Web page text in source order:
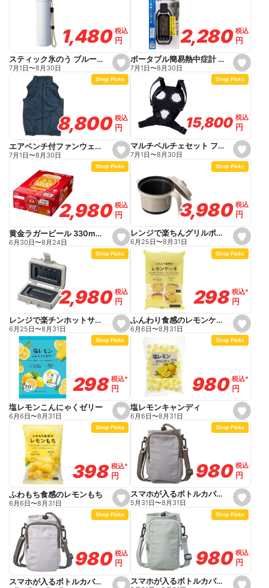
o
r
i
e
o
r
i
e
s
e
t
o
r
i
e
1,480
1,480税込
税込
円
円
スティック氷のう ブルー 140ml
7月1日〜8月30日
s
e
t
o
r
i
e
2,280
2,280 税込
税込
円
円
ポータブル簡易熱中症計 Plus 防塵・防水 バイブレーション機能 73239
7月1日〜8月30日
s
e
t
o
r
i
e
Shop Picks
8,800
8,800税込
税込
円
円
エアベンチ付ファンウェアフルセット ベスト M ネイビー
7月1日〜8月30日
s
e
t
o
r
i
e
Shop Picks
15,800
15,800 税込
税込
円
円
マルチペルチェセット フリーサイズ PM888
7月1日〜8月30日
s
e
t
o
r
i
e
Shop Picks
2,980
2,980税込
税込
円
円
黄金ラガービール 330ml×24
6月30日〜8月24日
s
e
t
o
r
e
Shop Picks
3,980
3,980 税込
税込
円
円
レンジで楽ちんグリルポット
6月25日〜8月31日
s
e
t
o
r
e
Shop Picks
2,980
2,980税込
税込
円
円
レンジで楽チンホットサンドメーカー
6月25日〜8月31日
s
e
t
o
r
e
Shop Picks
298
298 税込*
税込*
円
円
ふんわり食感のレモンケーキ
6月6日〜8月31日
s
e
t
o
r
e
Shop Picks
298
298税込*
税込*
円
円
塩レモンこんにゃくゼリー
6月6日〜8月31日
s
e
t
o
r
i
e
Shop Picks
980
980 税込*
税込*
円
円
塩レモンキャンディ
6月6日〜8月31日
s
e
t
o
r
i
e
Shop Picks
398
398税込*
税込*
円
円
ふわもち食感のレモンもち
6月6日〜8月31日
s
e
t
o
r
i
e
Shop Picks
980
980 税込
税込
円
円
スマホが入るボトルカバー モカ 幅14.5cm 高さ21.5cm
5月31日〜8月31日
Shop Picks
980
980税込
税込
円
円
スマホが入るボトルカバー ライトグレー 幅14.5cm 高さ21.5cm
Shop Picks
980
980 税込
税込
円
円
スマホが入るボトルカバー ミントグリーン 幅14.5cm 高さ21.5cm